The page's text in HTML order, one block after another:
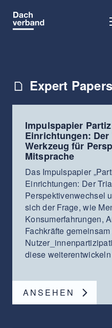
Expert Papers
Impulspapier
Einrichtungen:
Werkzeug für
Mitsprache
Das Impulspapier
Einrichtungen: Der
Perspektivenwechsel
sich der Frage, wie
Konsumerfahrungen,
Fachkräfte
diese
ANSEHEN